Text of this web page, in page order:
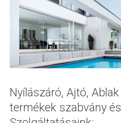
Nyílászáró, Ajtó,
termékek szabvány